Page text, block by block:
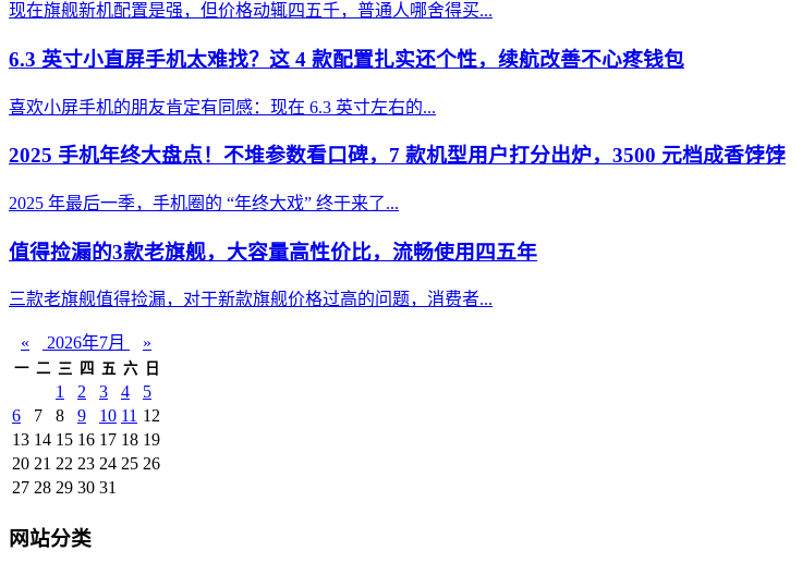
现在旗舰新机配置是强，但价格动辄四五千，普通人哪舍得买...
6.3 英寸小直屏手机太难找？这 4 款配置扎实还个性，续航改善不心疼钱包
喜欢小屏手机的朋友肯定有同感：现在 6.3 英寸左右的...
2025 手机年终大盘点！不堆参数看口碑，7 款机型用户打分出炉，3500 元档成香饽饽
2025 年最后一季，手机圈的 “年终大戏” 终于来了...
值得捡漏的3款老旗舰，大容量高性价比，流畅使用四五年
三款老旗舰值得捡漏，对于新款旗舰价格过高的问题，消费者...
« 2026年7月 »
一 二 三 四 五 六 日
1 2 3 4
5
6
7 8 9 10 11 12
13 14 15 16 17 18 19
20 21 22 23 24 25 26
27 28 29 30 31
网站分类